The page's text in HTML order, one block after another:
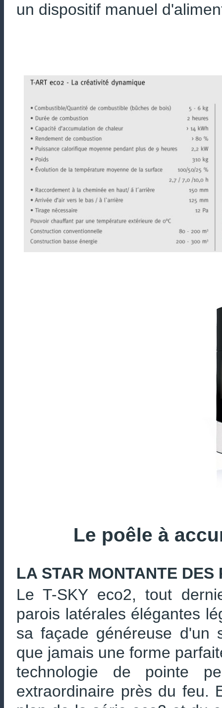
un dispositif manuel
Le poêle à
LA STAR MONTANTE
Le T-SKY eco2, tout
parois latérales élégantes
sa façade généreuse d'un
que jamais une forme
technologie de pointe
extraordinaire près du feu.